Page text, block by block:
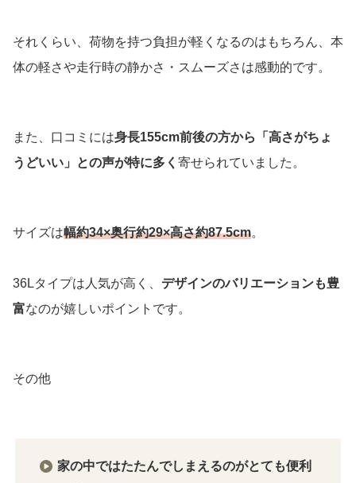
それくらい、荷物を持つ負担が軽くなるのはもちろん、本
体の軽さや走行時の静かさ・スムーズさは感動的です。
また、口コミには身長155cm前後の方から「高さがちょ
うどいい」との声が特に多く 寄せられていました。
サイズは幅約34×奥行約29×高さ約87.5cm。
36Lタイプは人気が高く、 デザインのバリエーションも豊
富なのが嬉しいポイントです。
その他
家の中ではたたんでしまえるのがとても便利